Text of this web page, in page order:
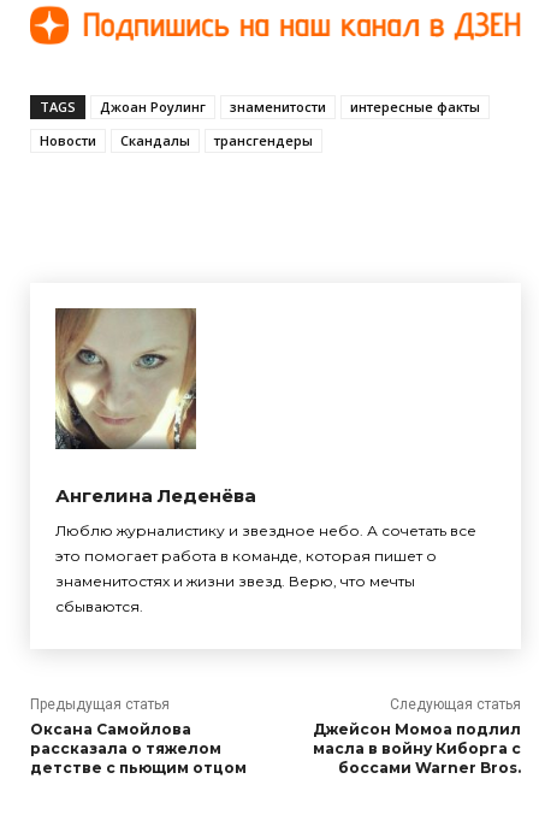
TAGS Джоан Роулинг знаменитости
интересные факты
Новости
Скандалы трансгендеры
Ангелина Леденёва
Люблю журналистику и звездное небо. А сочетать все
это помогает работа в команде, которая пишет о
знаменитостях и жизни звезд. Верю, что мечты
сбываются.
Предыдущая статья
Оксана Самойлова
рассказала о тяжелом
детстве с пьющим отцом
Следующая статья
Джейсон Момоа подлил
масла в войну Киборга с
боссами Warner Bros.